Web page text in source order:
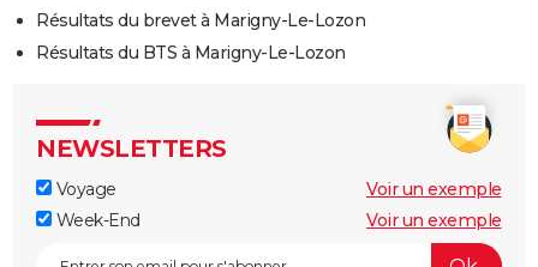
Résultats du brevet à Marigny-Le-Lozon
Résultats du BTS à Marigny-Le-Lozon
NEWSLETTERS
Voyage
Voir un exemple
Week-End
Voir un exemple